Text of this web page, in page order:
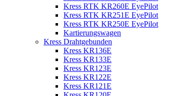
Kress RTK KR260E EyePilot
Kress RTK KR251E EyePilot
Kress RTK KR250E EyePilot
Kartierungswagen
Kress Drahtgebunden
Kress KR136E
Kress KR133E
Kress KR123E
Kress KR122E
Kress KR121E